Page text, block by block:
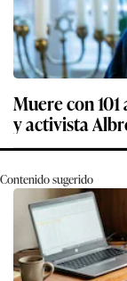
Muere con
y activista
Contenido sugerido